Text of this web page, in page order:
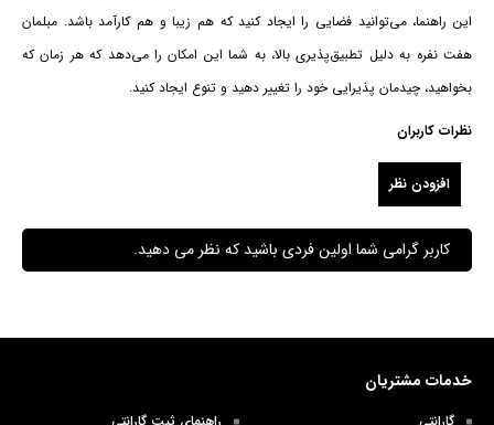
این راهنما، می‌توانید فضایی را ایجاد کنید که هم زیبا و هم کارآمد باشد. مبلمان
هفت نفره به دلیل تطبیق‌پذیری بالا، به شما این امکان را می‌دهد که هر زمان که
بخواهید، چیدمان پذیرایی خود را تغییر دهید و تنوع ایجاد کنید.
نظرات کاربران
افزودن نظر
کاربر گرامی شما اولین فردی باشید که نظر می دهید.
خدمات مشتریان